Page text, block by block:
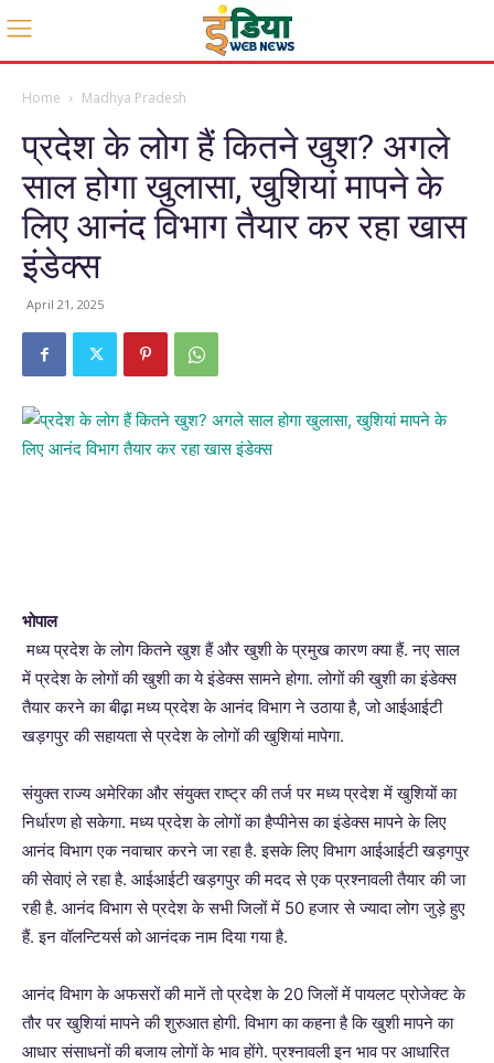
Home Madhya Pradesh
प्रदेश के लोग हैं कितने खुश? अगले
साल होगा खुलासा, खुशियां मापने के
लिए आनंद विभाग तैयार कर रहा खास
इंडेक्स
April 21, 2025
भोपाल
मध्य प्रदेश के लोग कितने खुश हैं और खुशी के प्रमुख कारण क्या हैं. नए साल
में प्रदेश के लोगों की खुशी का ये इंडेक्स सामने होगा. लोगों की खुशी का इंडेक्स
तैयार करने का बीढ़ा मध्य प्रदेश के आनंद विभाग ने उठाया है, जो आईआईटी
खड़गपुर की सहायता से प्रदेश के लोगों की खुशियां मापेगा.
संयुक्त राज्य अमेरिका और संयुक्त राष्ट्र की तर्ज पर मध्य प्रदेश में खुशियों का
निर्धारण हो सकेगा. मध्य प्रदेश के लोगों का हैप्पीनेस का इंडेक्स मापने के लिए
आनंद विभाग एक नवाचार करने जा रहा है. इसके लिए विभाग आईआईटी खड़गपुर
की सेवाएं ले रहा है. आईआईटी खड़गपुर की मदद से एक प्रश्नावली तैयार की जा
रही है. आनंद विभाग से प्रदेश के सभी जिलों में 50 हजार से ज्यादा लोग जुड़े हुए
हैं. इन वॉलन्टियर्स को आनंदक नाम दिया गया है.
आनंद विभाग के अफसरों की मानें तो प्रदेश के 20 जिलों में पायलट प्रोजेक्ट के
तौर पर खुशियां मापने की शुरुआत होगी. विभाग का कहना है कि खुशी मापने का
आधार संसाधनों की बजाय लोगों के भाव होंगे. प्रश्नावली इन भाव पर आधारित